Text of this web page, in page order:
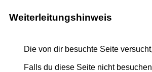
Weiterleitungshinweis
Die von dir besuchte Seite
Falls du diese Seite nicht